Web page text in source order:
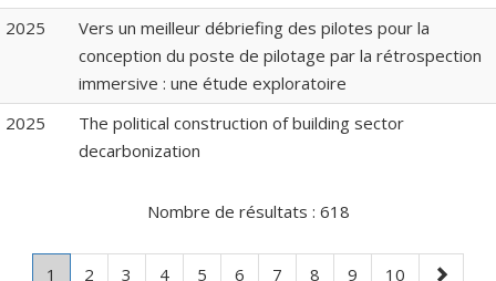
2025
Vers un meilleur débriefing des pilotes pour la
conception du poste de pilotage par la rétrospection
immersive : une étude exploratoire
2025
The political construction of building sector
decarbonization
Nombre de résultats : 618
Page
1 Page
2 Page
3 Page
4 Page
5 Page
6 Page
7 Page
8 Page
9 Page
10
Page